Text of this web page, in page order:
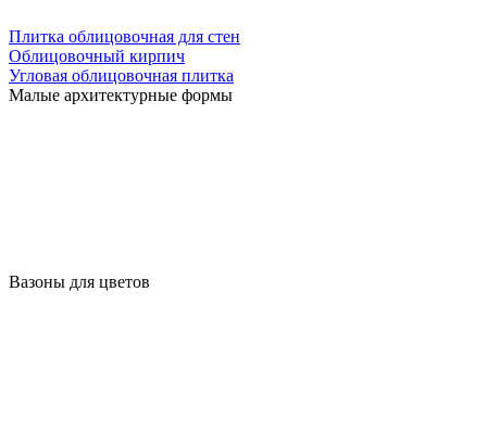
Плитка облицовочная для стен
Облицовочный кирпич
Угловая облицовочная плитка
Малые архитектурные формы
Вазоны для цветов